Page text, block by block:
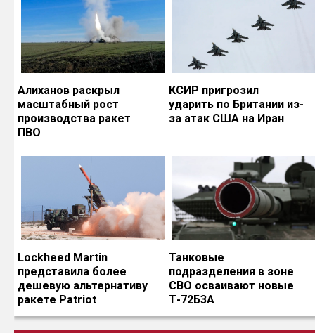
Алиханов раскрыл
масштабный рост
производства ракет
ПВО
КСИР пригрозил
ударить по Британии из-
за атак США на Иран
Lockheed Martin
представила более
дешевую альтернативу
ракете Patriot
Танковые
подразделения в зоне
СВО осваивают новые
Т-72Б3А